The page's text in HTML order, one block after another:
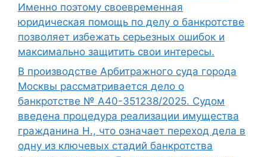
Именно поэтому своевременная
юридическая помощь по делу о банкротстве
позволяет избежать серьезных ошибок и
максимально защитить свои интересы.
В производстве Арбитражного суда города
Москвы рассматривается дело о
банкротстве № А40-351238/2025. Судом
введена процедура реализации имущества
гражданина Н., что означает переход дела в
одну из ключевых стадий банкротства